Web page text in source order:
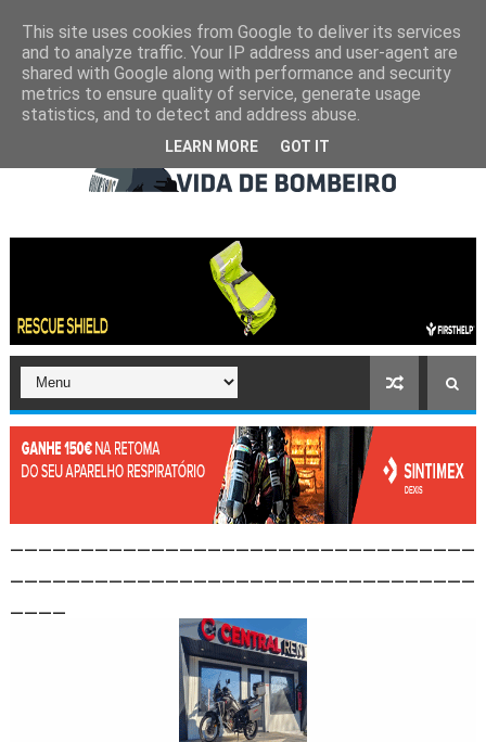
This site uses cookies from Google to deliver its services
and to analyze traffic. Your IP address and user-agent are
shared with Google along with performance and security
metrics to ensure quality of service, generate usage
statistics, and to detect and address abuse.
LEARN MORE GOT IT